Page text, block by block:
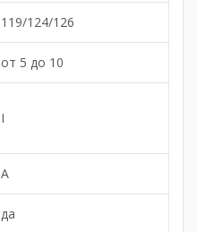
119/124/126
от 5 до 10
I
А
да